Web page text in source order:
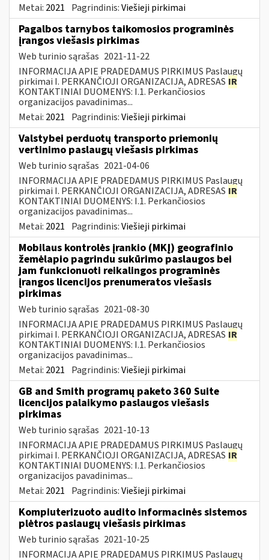
Metai: 2021 Pagrindinis:Viešieji pirkimai
Pagalbos tarnybos taikomosios programinės
įrangos viešasis pirkimas
Web turinio sąrašas 2021-11-22
INFORMACIJA APIE PRADEDAMUS PIRKIMUS Paslaugų
pirkimai I. PERKANČIOJI ORGANIZACIJA, ADRESAS IR
KONTAKTINIAI DUOMENYS: I.1. Perkančiosios
organizacijos pavadinimas...
Metai: 2021 Pagrindinis:Viešieji pirkimai
Valstybei perduotų transporto priemonių
vertinimo paslaugų viešasis pirkimas
Web turinio sąrašas 2021-04-06
INFORMACIJA APIE PRADEDAMUS PIRKIMUS Paslaugų
pirkimai I. PERKANČIOJI ORGANIZACIJA, ADRESAS IR
KONTAKTINIAI DUOMENYS: I.1. Perkančiosios
organizacijos pavadinimas...
Metai: 2021 Pagrindinis:Viešieji pirkimai
Mobilaus kontrolės įrankio (MKĮ) geografinio
žemėlapio pagrindu sukūrimo paslaugos bei
jam funkcionuoti reikalingos programinės
įrangos licencijos prenumeratos viešasis
pirkimas
Web turinio sąrašas 2021-08-30
INFORMACIJA APIE PRADEDAMUS PIRKIMUS Paslaugų
pirkimai I. PERKANČIOJI ORGANIZACIJA, ADRESAS IR
KONTAKTINIAI DUOMENYS: I.1. Perkančiosios
organizacijos pavadinimas...
Metai: 2021 Pagrindinis:Viešieji pirkimai
GB and Smith programų paketo 360 Suite
licencijos palaikymo paslaugos viešasis
pirkimas
Web turinio sąrašas 2021-10-13
INFORMACIJA APIE PRADEDAMUS PIRKIMUS Paslaugų
pirkimai I. PERKANČIOJI ORGANIZACIJA, ADRESAS IR
KONTAKTINIAI DUOMENYS: I.1. Perkančiosios
organizacijos pavadinimas...
Metai: 2021 Pagrindinis:Viešieji pirkimai
Kompiuterizuoto audito informacinės sistemos
plėtros paslaugų viešasis pirkimas
Web turinio sąrašas 2021-10-25
INFORMACIJA APIE PRADEDAMUS PIRKIMUS Paslaugų